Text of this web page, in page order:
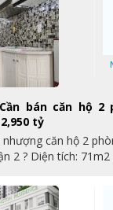
bán căn hộ 2
tỷ
nhượng căn hộ 2
2 ? Diện tích: